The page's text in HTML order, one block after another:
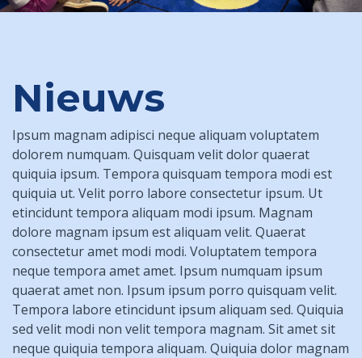
Contact
Nieuws
Ipsum magnam adipisci neque aliquam voluptatem
dolorem numquam. Quisquam velit dolor quaerat
quiquia ipsum. Tempora quisquam tempora modi est
quiquia ut. Velit porro labore consectetur ipsum. Ut
etincidunt tempora aliquam modi ipsum. Magnam
dolore magnam ipsum est aliquam velit. Quaerat
consectetur amet modi modi. Voluptatem tempora
neque tempora amet amet. Ipsum numquam ipsum
quaerat amet non. Ipsum ipsum porro quisquam velit.
Tempora labore etincidunt ipsum aliquam sed. Quiquia
sed velit modi non velit tempora magnam. Sit amet sit
neque quiquia tempora aliquam. Quiquia dolor magnam